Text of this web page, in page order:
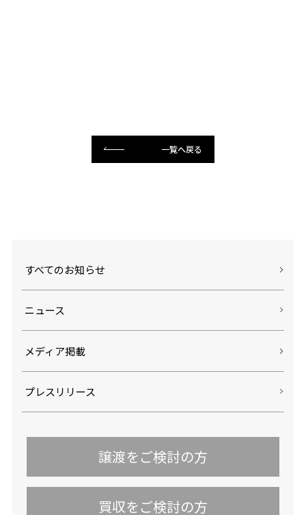
一覧へ戻る
すべてのお知らせ
ニュース
メディア掲載
プレスリリース
譲渡をご検討の方
買収をご検討の方